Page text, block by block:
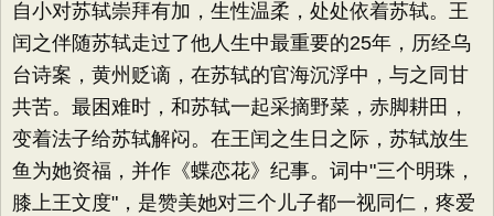
自小对苏轼崇拜有加，生性温柔，处处依着苏轼。王
闰之伴随苏轼走过了他人生中最重要的25年，历经乌
台诗案，黄州贬谪，在苏轼的官海沉浮中，与之同甘
共苦。最困难时，和苏轼一起采摘野菜，赤脚耕田，
变着法子给苏轼解闷。在王闰之生日之际，苏轼放生
鱼为她资福，并作《蝶恋花》纪事。词中"三个明珠，
膝上王文度"，是赞美她对三个儿子都一视同仁，疼爱